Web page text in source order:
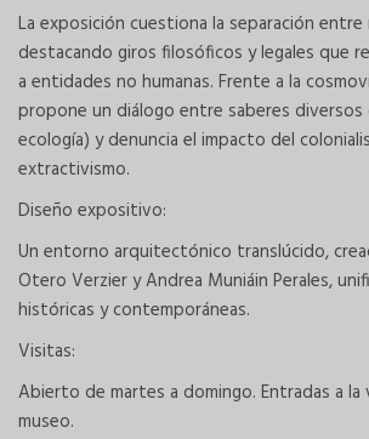
La exposición cuestiona la separación
destacando giros filosóficos y legales que
a entidades no humanas. Frente a la
propone un diálogo entre saberes diversos
ecología) y denuncia el impacto del
extractivismo.
Diseño expositivo:
Un entorno arquitectónico translúcido,
Otero Verzier y Andrea Muniáin Perales,
históricas y contemporáneas.
Visitas:
Abierto de martes a domingo. Entradas a
museo.